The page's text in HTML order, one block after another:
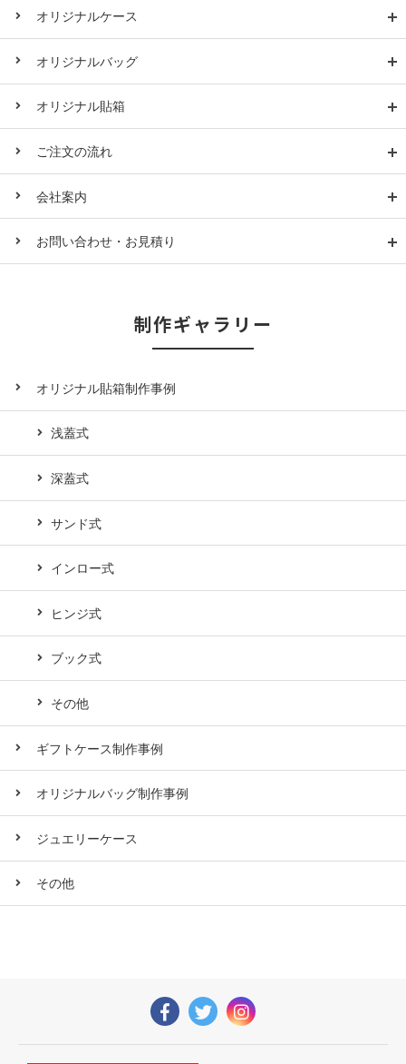
オリジナルケース
オリジナルバッグ
オリジナル貼箱
ご注文の流れ
会社案内
お問い合わせ・お見積り
制作ギャラリー
オリジナル貼箱制作事例
浅蓋式
深蓋式
サンド式
インロー式
ヒンジ式
ブック式
その他
ギフトケース制作事例
オリジナルバッグ制作事例
ジュエリーケース
その他